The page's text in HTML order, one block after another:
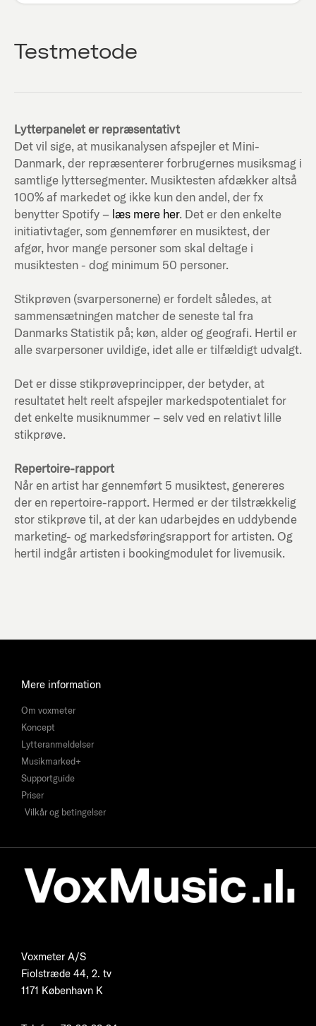
Testmetode
Lytterpanelet er repræsentativt
Det vil sige, at musikanalysen afspejler et Mini-
Danmark, der repræsenterer forbrugernes musiksmag i
samtlige lyttersegmenter. Musiktesten afdækker altså
100% af markedet og ikke kun den andel, der fx
benytter Spotify – læs mere her. Det er den enkelte
initiativtager, som gennemfører en musiktest, der
afgør, hvor mange personer som skal deltage i
musiktesten - dog minimum 50 personer.
Stikprøven (svarpersonerne) er fordelt således, at
sammensætningen matcher de seneste tal fra
Danmarks Statistik på; køn, alder og geografi. Hertil er
alle svarpersoner uvildige, idet alle er tilfældigt udvalgt.
Det er disse stikprøveprincipper, der betyder, at
resultatet helt reelt afspejler markedspotentialet for
det enkelte musiknummer – selv ved en relativt lille
stikprøve.
Repertoire-rapport
Når en artist har gennemført 5 musiktest, genereres
der en repertoire-rapport. Hermed er der tilstrækkelig
stor stikprøve til, at der kan udarbejdes en uddybende
marketing- og markedsføringsrapport for artisten. Og
hertil indgår artisten i bookingmodulet for livemusik.
Mere information
Om voxmeter
Koncept
Lytteranmeldelser
Musikmarked+
Supportguide
Priser
Vilkår og betingelser
Voxmeter A/S
Fiolstræde 44, 2. tv
1171 København K